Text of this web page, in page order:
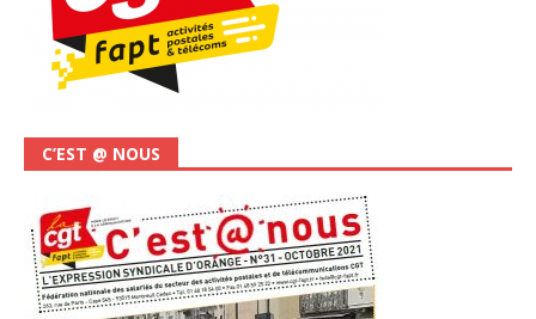
C’EST @ NOUS